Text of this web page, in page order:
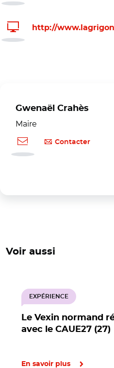
http://
Gwenaël Crahès
Maire
Contacter
Voir aussi
Le Vexin normand
avec le CAUE27 (27)
EXPÉRIENCE
En savoir plus